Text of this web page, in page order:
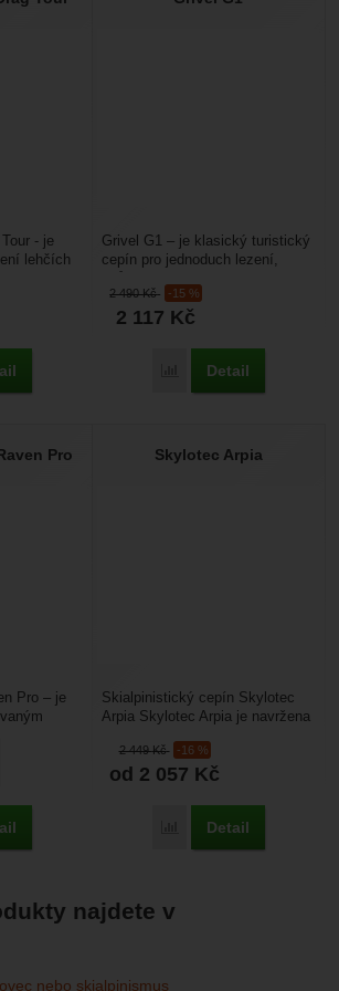
- je
lehčích
2 490Kč -15 %
2 117 Kč
Porovnat
Detail
Grivel G1 – je klasický turistický
cepín pro jednoduch lezení,
skialpinismus. Násada...
Pro
Pro – je
ledovcové
Skylotec Arpia
2 449Kč -16 %
od 2 057 Kč
Porovnat
Detail
Skialpinistický cepín Skylotec
Arpia Skylotec Arpia je navržena
pohybují...
najdete v
nebo skialpinismus